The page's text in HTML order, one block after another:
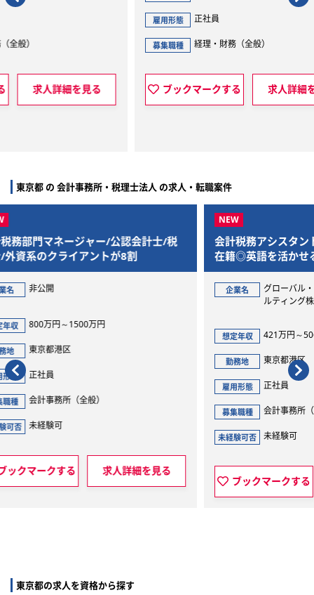
経理・財務（全般）
ブックマークする 求人詳細を見る
東京都 の 会計事務所・税理士法人 の求人・転職案件
/税
会計税務アシスタント/BIG4出身者が多く
在籍◎英語を活かせる会計事務所求人！
グローバル・ソリューションズ・コンサ
会計事務所（税務会計業務全般）
求人詳細を見る
会計
ック
企
想定
勤
募集
未経
東京都の求人を資格から探す